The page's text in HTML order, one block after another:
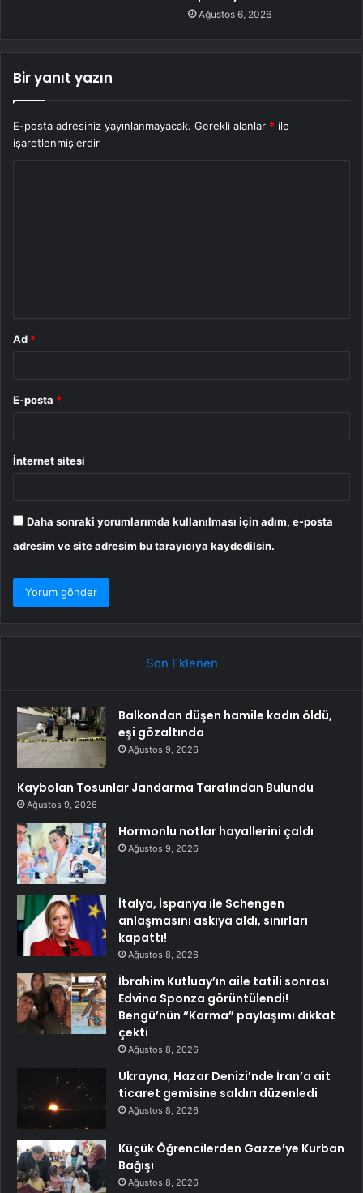
Ağustos 6, 2026
Bir yanıt yazın
E-posta adresiniz yayınlanmayacak. Gerekli alanlar * ile
işaretlenmişlerdir
Ad *
E-posta *
İnternet sitesi
Daha sonraki yorumlarımda kullanılması için adım, e-posta
adresim ve site adresim bu tarayıcıya kaydedilsin.
Son Eklenen
Balkondan düşen hamile kadın öldü,
eşi gözaltında
Ağustos 9, 2026
Kaybolan Tosunlar Jandarma Tarafından Bulundu
Ağustos 9, 2026
Hormonlu notlar hayallerini çaldı
Ağustos 9, 2026
İtalya, İspanya ile Schengen
anlaşmasını askıya aldı, sınırları
kapattı!
Ağustos 8, 2026
İbrahim Kutluay’ın aile tatili sonrası
Edvina Sponza görüntülendi!
Bengü’nün “Karma” paylaşımı dikkat
çekti
Ağustos 8, 2026
Ukrayna, Hazar Denizi’nde İran’a ait
ticaret gemisine saldırı düzenledi
Ağustos 8, 2026
Küçük Öğrencilerden Gazze’ye Kurban
Bağışı
Ağustos 8, 2026